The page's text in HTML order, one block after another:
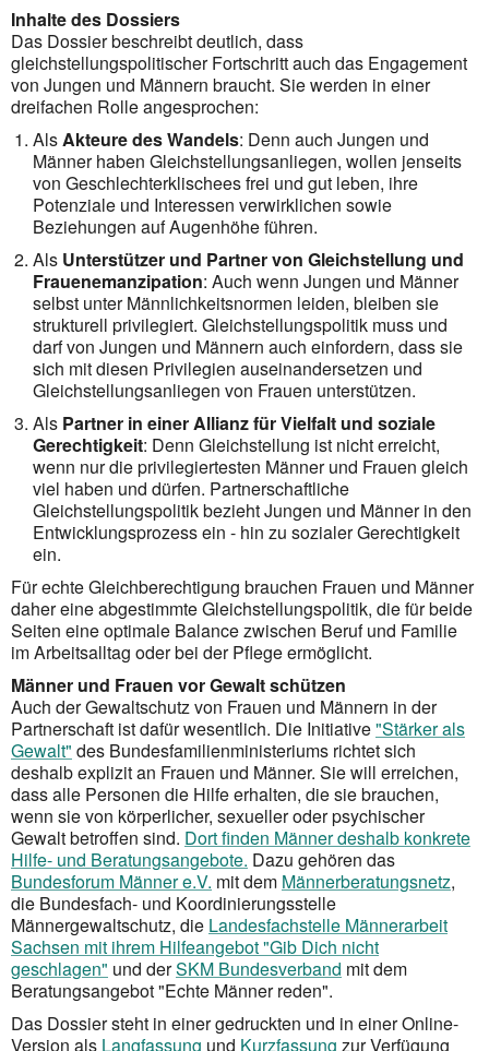
Inhalte des Dossiers
Das Dossier beschreibt deutlich, dass
gleichstellungspolitischer Fortschritt auch das Engagement
von Jungen und Männern braucht. Sie werden in einer
dreifachen Rolle angesprochen:
AlsAkteure des Wandels: Denn auch Jungen und
Männer haben Gleichstellungsanliegen, wollen jenseits
von Geschlechterklischees frei und gut leben, ihre
Potenziale und Interessen verwirklichen sowie
Beziehungen auf Augenhöhe führen.
Als Unterstützer und Partner von Gleichstellung und
Frauenemanzipation: Auch wenn Jungen und Männer
selbst unter Männlichkeitsnormen leiden, bleiben sie
strukturell privilegiert. Gleichstellungspolitik muss und
darf von Jungen und Männern auch einfordern, dass sie
sich mit diesen Privilegien auseinandersetzen und
Gleichstellungsanliegen von Frauen unterstützen.
Als Partner in einer Allianz für Vielfalt und soziale
Gerechtigkeit: Denn Gleichstellung ist nicht erreicht,
wenn nur die privilegiertesten Männer und Frauen gleich
viel haben und dürfen. Partnerschaftliche
Gleichstellungspolitik bezieht Jungen und Männer in den
Entwicklungsprozess ein - hin zu sozialer Gerechtigkeit
ein.
Für echte Gleichberechtigung brauchen Frauen und Männer
daher eine abgestimmte Gleichstellungspolitik, die für beide
Seiten eine optimale Balance zwischen Beruf und Familie
im Arbeitsalltag oder bei der Pflege ermöglicht.
Männer und Frauen vor Gewalt schützen
Auch der Gewaltschutz von Frauen und Männern in der
Partnerschaft ist dafür wesentlich. Die Initiative"Stärker als
Gewalt" des Bundesfamilienministeriums richtet sich
deshalb explizit an Frauen und Männer. Sie will erreichen,
dass alle Personen die Hilfe erhalten, die sie brauchen,
wenn sie von körperlicher, sexueller oder psychischer
Gewalt betroffen sind. Dort finden Männer deshalb konkrete
Hilfe- und Beratungsangebote. Dazu gehören das
Bundesforum Männer e.V. mit dem Männerberatungsnetz,
die Bundesfach- und Koordinierungsstelle
Männergewaltschutz, die Landesfachstelle Männerarbeit
Sachsen mit ihrem Hilfeangebot "Gib Dich nicht
geschlagen" und derSKM Bundesverband mit dem
Beratungsangebot "Echte Männer reden".
Das Dossier steht in einer gedruckten und in einer Online-
Version als Langfassung und Kurzfassung zur Verfügung